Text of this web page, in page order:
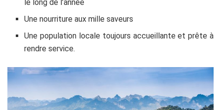
le long de l’année
Une nourriture aux mille saveurs
Une population locale toujours accueillante et prête à
rendre service.